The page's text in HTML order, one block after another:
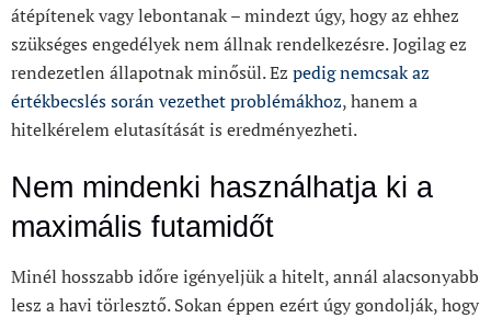
átépítenek vagy lebontanak – mindezt úgy, hogy az ehhez
szükséges engedélyek nem állnak rendelkezésre. Jogilag ez
rendezetlen állapotnak minősül. Ez pedig nemcsak az
értékbecslés során vezethet problémákhoz, hanem a
hitelkérelem elutasítását is eredményezheti.
Nem mindenki használhatja ki a
maximális futamidőt
Minél hosszabb időre igényeljük a hitelt, annál alacsonyabb
lesz a havi törlesztő. Sokan éppen ezért úgy gondolják, hogy